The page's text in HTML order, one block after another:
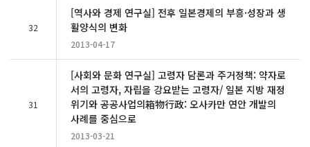
32
[역사와 경제 연구실] 전후 일본경제의 부흥·성장과 생
활양식의 변화
2013-04-17
31
[사회와 문화 연구실] 고령자 담론과 주거정책: 약자로
서의 고령자, 자립을 강요받는 고령자/ 일본 지방 재정
위기와 공공사업의箱物行政: 오사카만 연안 개발의
사례를 중심으로
2013-03-21